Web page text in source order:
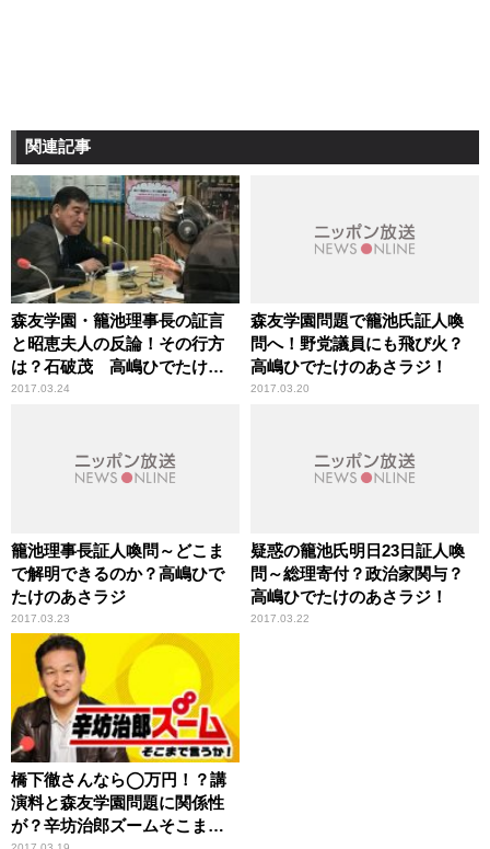
関連記事
森友学園・籠池理事長の証言
と昭恵夫人の反論！その行方
は？石破茂 高嶋ひでたけの
あさラジ！
2017.03.24
森友学園問題で籠池氏証人喚
問へ！野党議員にも飛び火？
高嶋ひでたけのあさラジ！
2017.03.20
籠池理事長証人喚問～どこま
で解明できるのか？高嶋ひで
たけのあさラジ
2017.03.23
疑惑の籠池氏明日23日証人喚
問～総理寄付？政治家関与？
高嶋ひでたけのあさラジ！
2017.03.22
橋下徹さんなら◯万円！？講
演料と森友学園問題に関係性
が？辛坊治郎ズームそこまで